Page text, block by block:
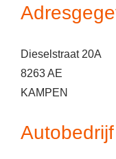
Dieselstraat 20A
8263 AE
KAMPEN